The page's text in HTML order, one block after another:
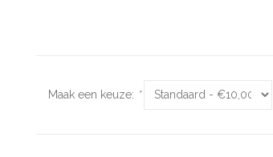
Maak een keuze: *